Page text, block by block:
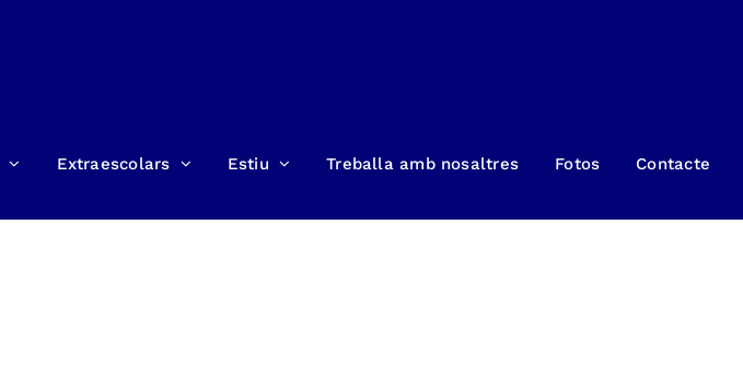
Extraescolars Estiu Treballa amb nosaltres Fotos Contacte